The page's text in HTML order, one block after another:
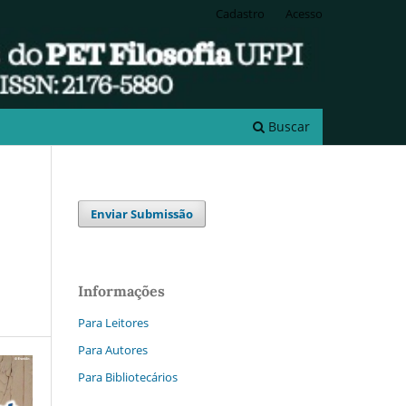
Buscar
Cadastro Acesso
Enviar Submissão
Informações
Para Leitores
Para Autores
Para Bibliotecários